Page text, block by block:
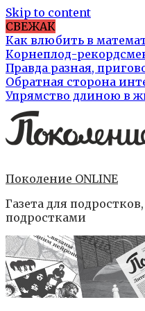
Skip to content
СВЕЖАК
Как влюбить в
Корнеплод-
Правда разная,
Обратная сторона
Упрямство длиною в
Поколение ONLINE
Газета для
подростками